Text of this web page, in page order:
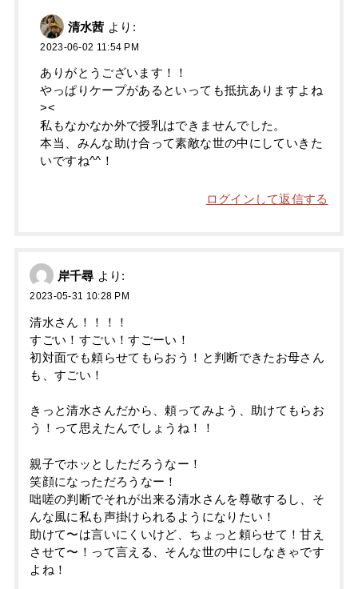
清水茜 より:
2023-06-02 11:54 PM
ありがとうございます！！
やっぱりケープがあるといっても抵抗ありますよね
><
私もなかなか外で授乳はできませんでした。
本当、みんな助け合って素敵な世の中にしていきた
いですね^^！
ログインして返信する
岸千尋 より:
2023-05-31 10:28 PM
清水さん！！！！
すごい！すごい！すごーい！
初対面でも頼らせてもらおう！と判断できたお母さん
も、すごい！
きっと清水さんだから、頼ってみよう、助けてもらお
う！って思えたんでしょうね！！
親子でホッとしただろうなー！
笑顔になっただろうなー！
咄嗟の判断でそれが出来る清水さんを尊敬するし、そ
んな風に私も声掛けられるようになりたい！
助けて〜は言いにくいけど、ちょっと頼らせて！甘え
させて〜！って言える、そんな世の中にしなきゃです
よね！